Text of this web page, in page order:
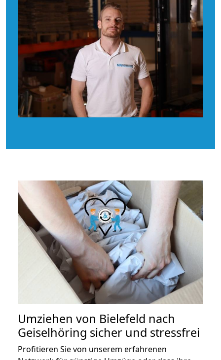
Umziehen von Bielefeld nach
Geiselhöring sicher und stressfrei
Profitieren Sie von unserem erfahrenen